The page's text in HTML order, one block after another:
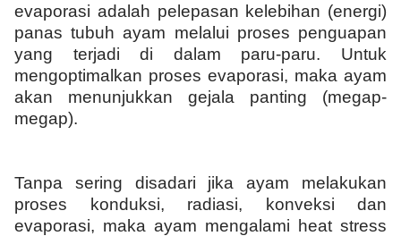
evaporasi adalah pelepasan kelebihan (energi)
panas tubuh ayam melalui proses penguapan
yang terjadi di dalam paru-paru. Untuk
mengoptimalkan proses evaporasi, maka ayam
akan menunjukkan gejala panting (megap-
megap).
Tanpa sering disadari jika ayam melakukan
proses konduksi, radiasi, konveksi dan
evaporasi, maka ayam mengalami heat stress